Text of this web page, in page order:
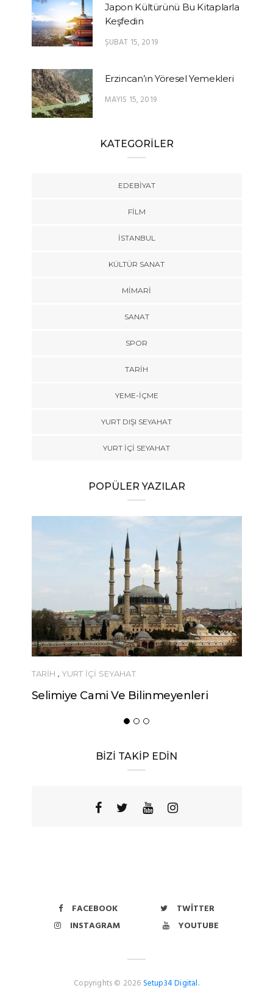
Japon Kültürünü Bu Kitaplarla
Keşfedin
ŞUBAT 15, 2019
Erzincan’ın Yöresel Yemekleri
MAYIS 15, 2019
KATEGORİLER
EDEBIYAT
FILM
İSTANBUL
KÜLTÜR SANAT
MIMARI
SANAT
SPOR
TARİH
YEME-İÇME
YURT DIŞI SEYAHAT
YURT İÇİ SEYAHAT
POPÜLER YAZILAR
TARİH , YURT İÇİ SEYAHAT
Selimiye Cami Ve Bilinmeyenleri
BİZİ TAKİP EDİN
FACEBOOK
TWITTER
INSTAGRAM
YOUTUBE
Copyrights © 2026 Setup34 Digital.